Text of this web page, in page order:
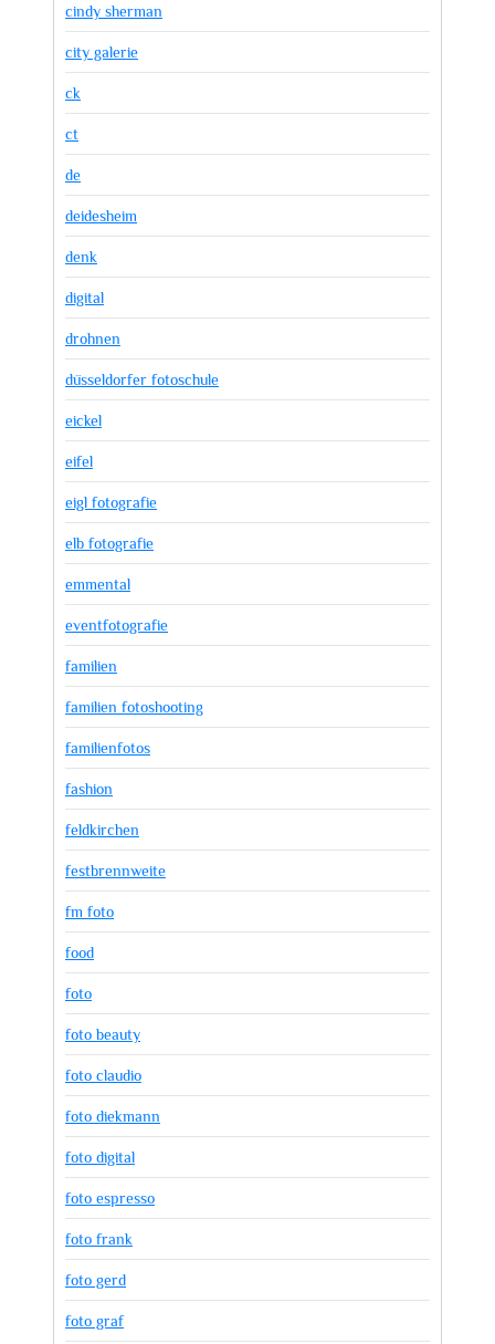
cindy sherman
city galerie
ck
ct
de
deidesheim
denk
digital
drohnen
düsseldorfer fotoschule
eickel
eifel
eigl fotografie
elb fotografie
emmental
eventfotografie
familien
familien fotoshooting
familienfotos
fashion
feldkirchen
festbrennweite
fm foto
food
foto
foto beauty
foto claudio
foto diekmann
foto digital
foto espresso
foto frank
foto gerd
foto graf